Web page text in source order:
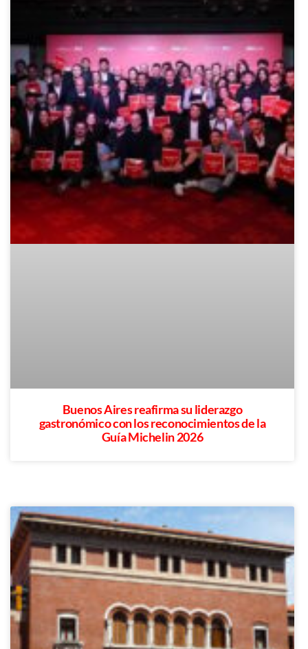
Buenos Aires reafirma su liderazgo
gastronómico con los reconocimientos de la
Guía Michelin 2026